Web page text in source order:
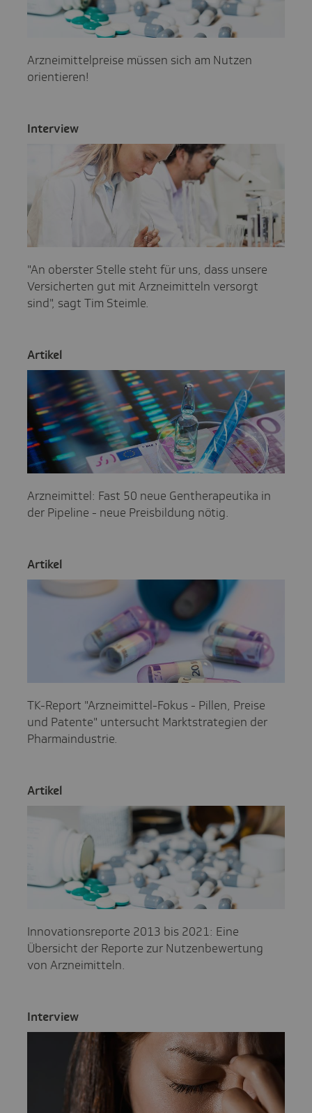
Arzneimittelpreise müssen sich am Nutzen
orientieren!
Inter­view
"An oberster Stelle steht für uns, dass unsere
Versicherten gut mit Arzneimitteln versorgt
sind", sagt Tim Steimle.
Artikel
Arzneimittel: Fast 50 neue Gentherapeutika in
der Pipeline - neue Preisbildung nötig.
Artikel
TK-Report "Arzneimittel-Fokus - Pillen, Preise
und Patente" untersucht Marktstrategien der
Pharmaindustrie.
Artikel
Innovationsreporte 2013 bis 2021: Eine
Übersicht der Reporte zur Nutzenbewertung
von Arzneimitteln.
Inter­view